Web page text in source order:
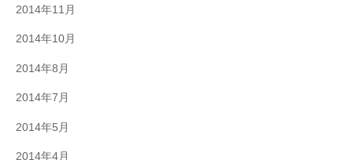
2014年11月
2014年10月
2014年8月
2014年7月
2014年5月
2014年4月